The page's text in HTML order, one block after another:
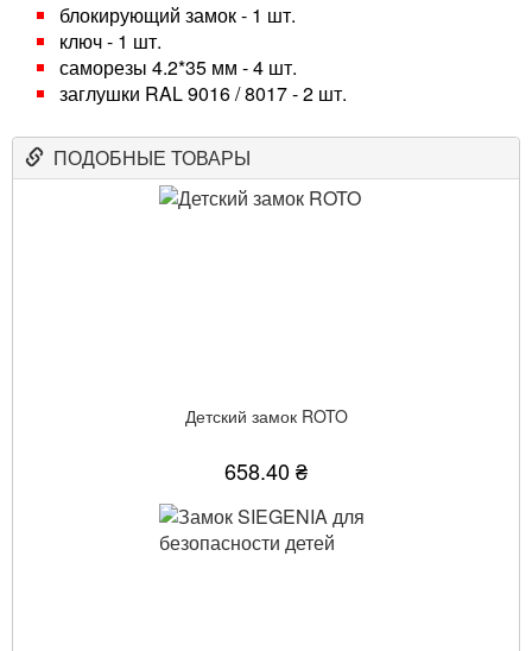
блокирующий замок - 1 шт.
ключ - 1 шт.
саморезы 4.2*35 мм - 4 шт.
заглушки RAL 9016 / 8017 - 2 шт.
ПОДОБНЫЕ ТОВАРЫ
Детский замок ROTO
658.40 ₴